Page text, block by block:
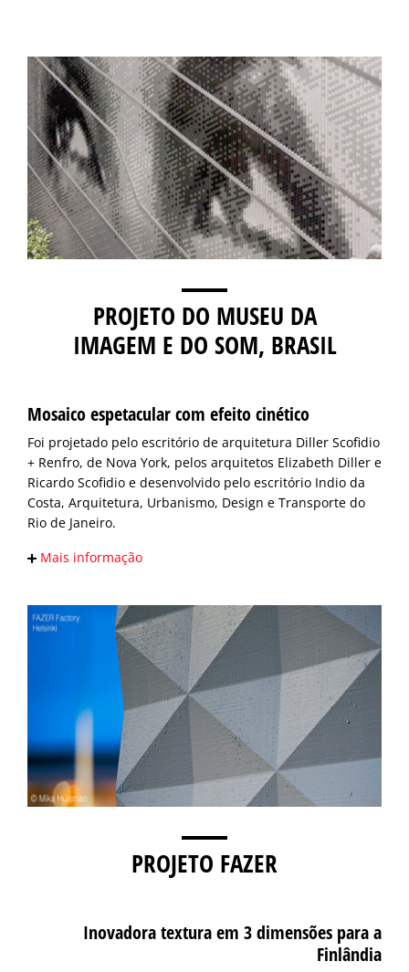
PROJETO DO MUSEU DA
IMAGEM E DO SOM, BRASIL
Mosaico espetacular com efeito cinético
Foi projetado pelo escritório de arquitetura Diller Scofidio
+ Renfro, de Nova York, pelos arquitetos Elizabeth Diller e
Ricardo Scofidio e desenvolvido pelo escritório Indio da
Costa, Arquitetura, Urbanismo, Design e Transporte do
Rio de Janeiro.
Mais informação
PROJETO FAZER
Inovadora textura em 3 dimensões para a
Finlândia